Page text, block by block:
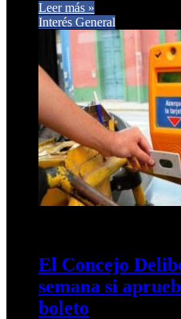
Leer más »
Interés General
El Concejo
semana si
boleto